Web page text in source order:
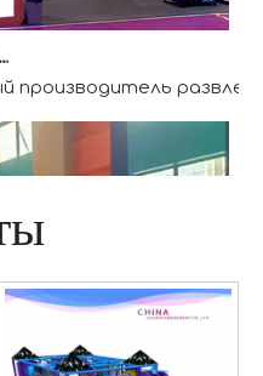
производитель